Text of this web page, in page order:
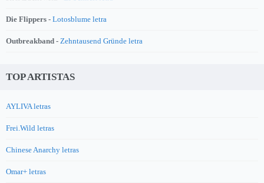
Die Flippers - Lotosblume letra
Outbreakband - Zehntausend Gründe letra
TOP ARTISTAS
AYLIVA letras
Frei.Wild letras
Chinese Anarchy letras
Omar+ letras